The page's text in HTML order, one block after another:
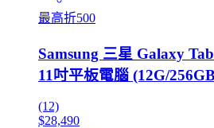
最高折500
Samsung 三星 Galaxy
11吋平板電腦 (12G/
(12)
$28,490